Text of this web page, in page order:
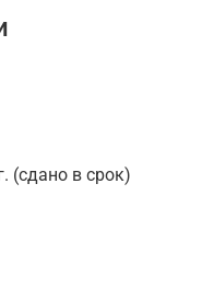
(сдано в срок)